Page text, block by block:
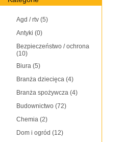
Agd / rtv (5)
Antyki (0)
Bezpieczeństwo / ochrona
(10)
Biura (5)
Branża dziecięca (4)
Branża spożywcza (4)
Budownictwo (72)
Chemia (2)
Dom i ogród (12)